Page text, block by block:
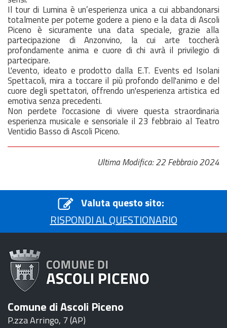
Il tour di Lumina è un’esperienza unica a cui abbandonarsi
totalmente per poterne godere a pieno e la data di Ascoli
Piceno è sicuramente una data speciale, grazie alla
partecipazione di Anzonvino, la cui arte toccherà
profondamente anima e cuore di chi avrà il privilegio di
partecipare.
L'evento, ideato e prodotto dalla E.T. Events ed Isolani
Spettacoli, mira a toccare il più profondo dell'animo e del
cuore degli spettatori, offrendo un'esperienza artistica ed
emotiva senza precedenti.
Non perdete l'occasione di vivere questa straordinaria
esperienza musicale e sensoriale il 23 febbraio al Teatro
Ventidio Basso di Ascoli Piceno.
Ultima Modifica: 22 Febbraio 2024
Valuta questo sito:
RISPONDI AL QUESTIONARIO
Comune di Ascoli Piceno
P.zza Arringo, 7 (AP)